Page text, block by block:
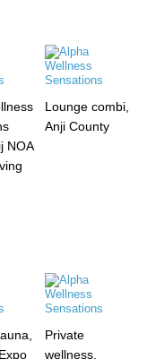
NOA
Lounge combi,
Anji County
Private
wellness,